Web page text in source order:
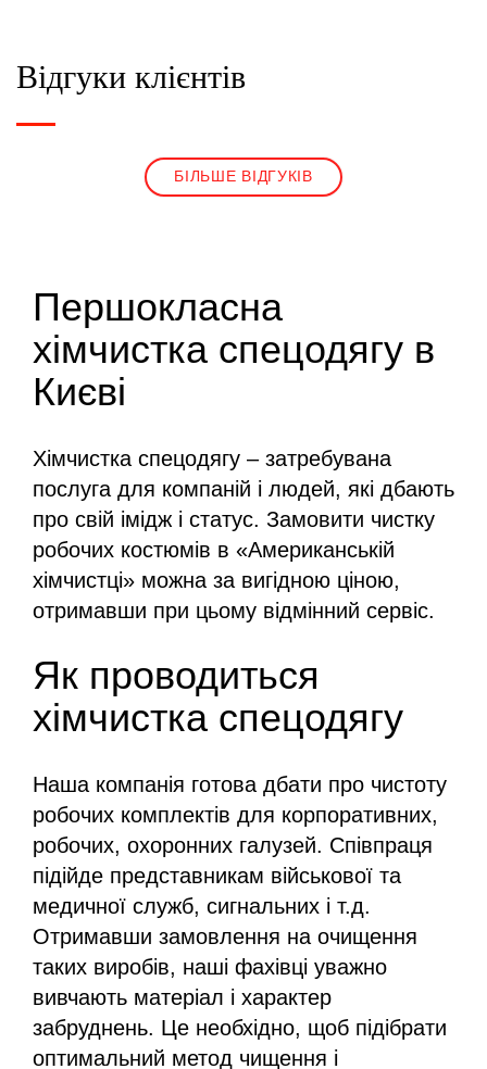
Відгуки клієнтів
БІЛЬШЕ ВІДГУКІВ
Першокласна
хімчистка спецодягу в
Києві
Хімчистка спецодягу – затребувана
послуга для компаній і людей, які дбають
про свій імідж і статус. Замовити чистку
робочих костюмів в «Американській
хімчистці» можна за вигідною ціною,
отримавши при цьому відмінний сервіс.
Як проводиться
хімчистка спецодягу
Наша компанія готова дбати про чистоту
робочих комплектів для корпоративних,
робочих, охоронних галузей. Співпраця
підійде представникам військової та
медичної служб, сигнальних і т.д.
Отримавши замовлення на очищення
таких виробів, наші фахівці уважно
вивчають матеріал і характер
забруднень. Це необхідно, щоб підібрати
оптимальний метод чищення і